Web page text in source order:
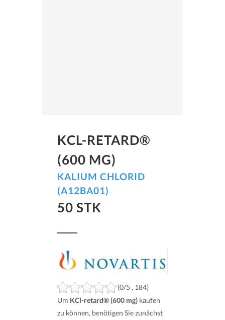
KCL-RETARD®
(600 MG)
KALIUM CHLORID
(A12BA01)
50 STK
(0/5 , 184)
Um KCl-retard® (600 mg) kaufen
zu können, benötigen Sie zunächst